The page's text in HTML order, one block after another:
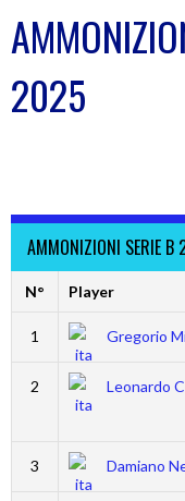
2025
AMMONIZIONI SERIE
N° Player
1 Gregorio
2 Leonardo
3 Damiano